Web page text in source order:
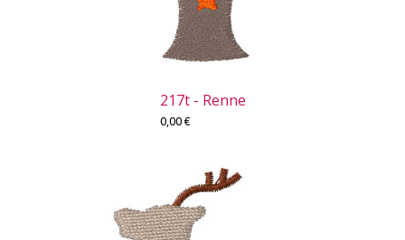
217t - Renne
0,00€